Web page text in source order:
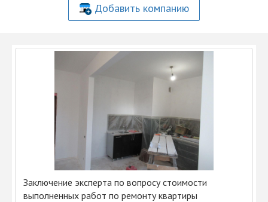
Добавить компанию
Заключение эксперта по вопросу стоимости
выполненных работ по ремонту квартиры